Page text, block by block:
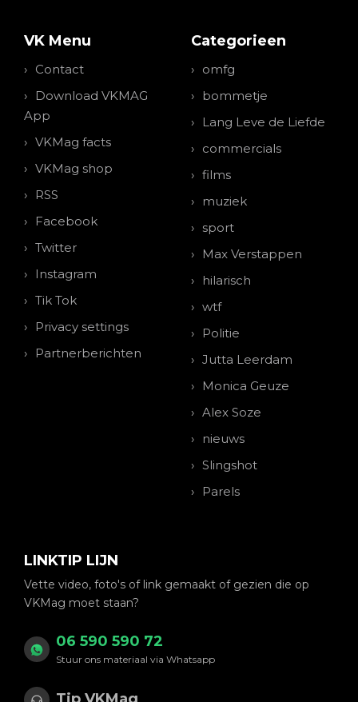
VK Menu
Contact
Download VKMAG
App
VKMag facts
VKMag shop
RSS
Facebook
Twitter
Instagram
Tik Tok
Privacy settings
Partnerberichten
Categorieen
omfg
bommetje
Lang Leve de Liefde
commercials
films
muziek
sport
Max Verstappen
hilarisch
wtf
Politie
Jutta Leerdam
Monica Geuze
Alex Soze
nieuws
Slingshot
Parels
LINKTIP LIJN
Vette video, foto's of link gemaakt of gezien die op
VKMag moet staan?
06 590 590 72
Stuur ons materiaal via Whatsapp